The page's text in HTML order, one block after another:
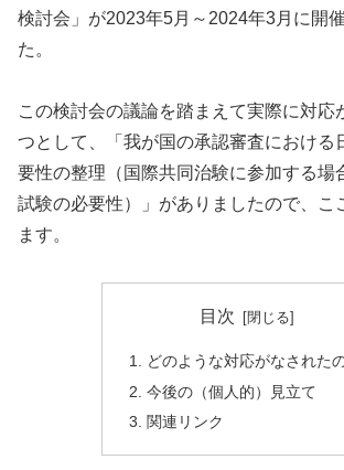
検討会」が2023年5月～2024年3月に開
た。
この検討会の議論を踏まえて実際に対応
つとして、「我が国の承認審査における
要性の整理（国際共同治験に参加する
試験の必要性）」がありましたので、こ
ます。
目次
どのような対応がなされた
今後の（個人的）見立て
関連リンク